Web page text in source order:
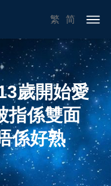
繁 简
歲開始愛
指係雙面
係好熟